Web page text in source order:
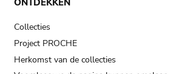
Collecties
Project PROCHE
Herkomst van de collecties